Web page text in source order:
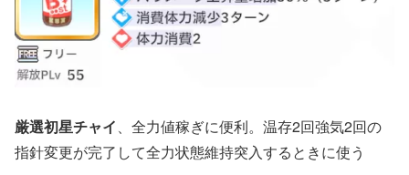
厳選初星チャイ、全力値稼ぎに便利。温存2回強気2回の
指針変更が完了して全力状態維持突入するときに使う